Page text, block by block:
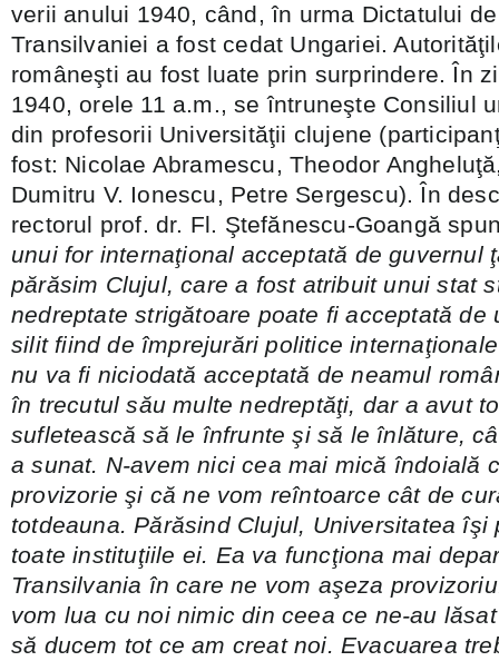
verii anului 1940, când, în urma Dictatului
Transilvaniei a fost cedat Ungariei.
româneşti au fost luate prin surprindere. În
1940, orele 11 a.m., se întruneşte Consiliul
din profesorii Universităţii clujene
fost: Nicolae Abramescu, Theodor
Dumitru V. Ionescu, Petre Sergescu). În
rectorul prof. dr. Fl. Ştefănescu-Goangă
unui for internaţional acceptată de guvernul
părăsim Clujul, care a fost atribuit unui stat
nedreptate strigătoare poate fi acceptată de
silit fiind de împrejurări politice
nu va fi niciodată acceptată de neamul
în trecutul său multe nedreptăţi, dar a avut
sufletească să le înfrunte şi să le înlăture,
a sunat. N-avem nici cea mai mică îndoială
provizorie şi că ne vom reîntoarce cât de
totdeauna. Părăsind Clujul, Universitatea îşi
toate instituţiile ei. Ea va funcţiona mai
Transilvania în care ne vom aşeza
vom lua cu noi nimic din ceea ce ne-au
să ducem tot ce am creat noi. Evacuarea